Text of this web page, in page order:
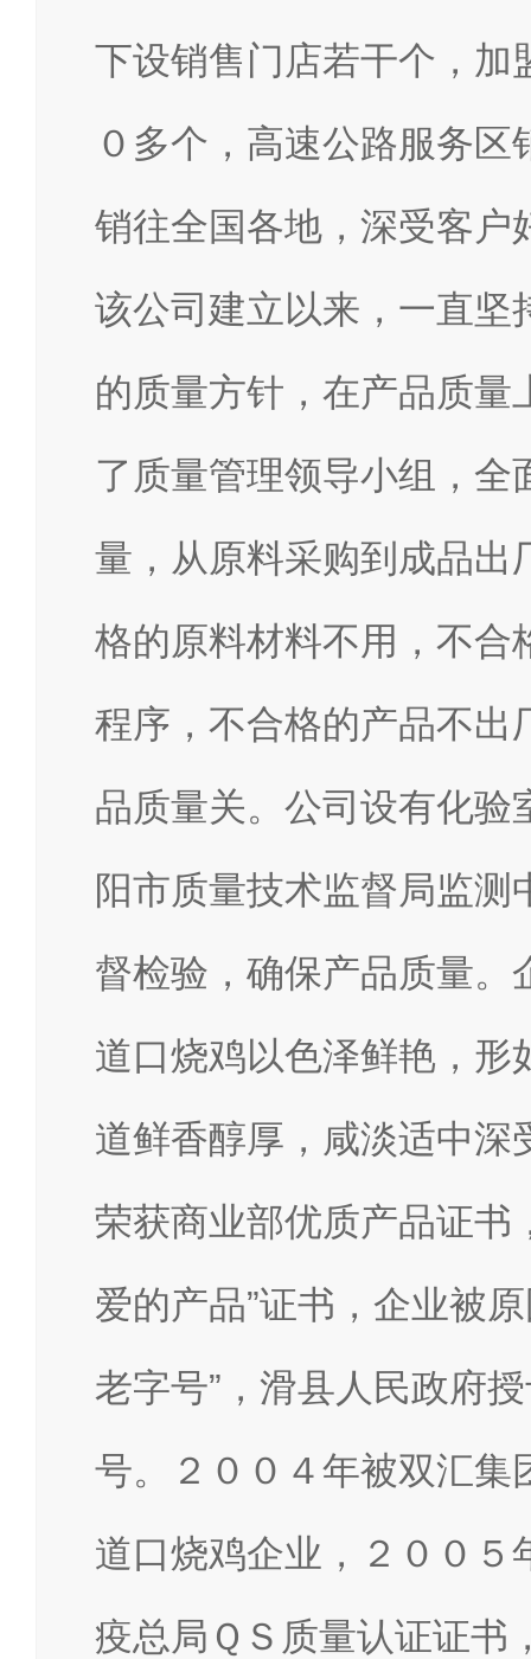
下设销售门店若干个，加
０多个，高速公路服务
销往全国各地，深受客户
该公司建立以来，一直坚
的质量方针，在产品质量
了质量管理领导小组，全
量，从原料采购到成品出
格的原料材料不用，不合
程序，不合格的产品不出
品质量关。公司设有化验
阳市质量技术监督局监
督检验，确保产品质量。
道口烧鸡以色泽鲜艳，形
道鲜香醇厚，咸淡适中深
荣获商业部优质产品证书
爱的产品”证书，企业被
老字号”，滑县人民政府
号。２００４年被双汇集
道口烧鸡企业，２００５
疫总局ＱＳ质量认证证书